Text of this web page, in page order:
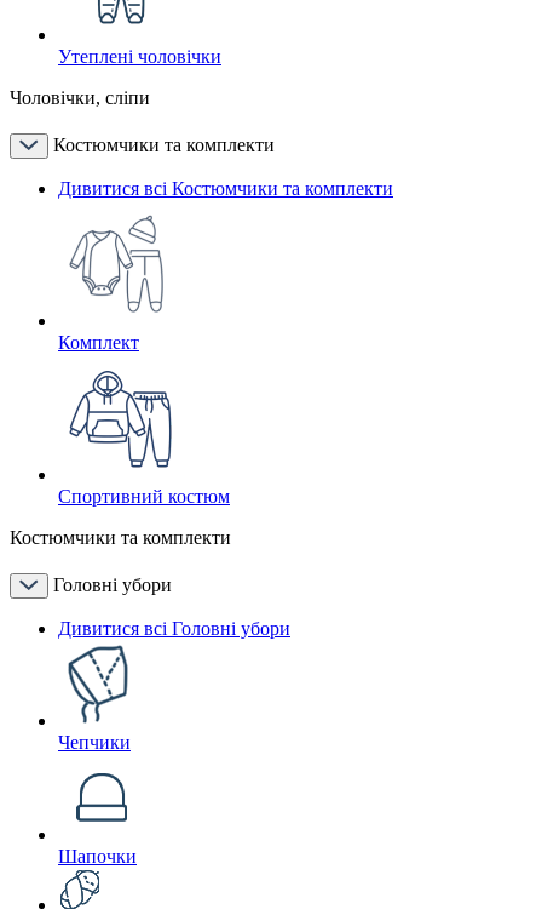
Утеплені чоловічки
Чоловічки, сліпи
Костюмчики та комплекти
Дивитися всі Костюмчики та комплекти
Комплект
Спортивний костюм
Костюмчики та комплекти
Головні убори
Дивитися всі Головні убори
Чепчики
Шапочки